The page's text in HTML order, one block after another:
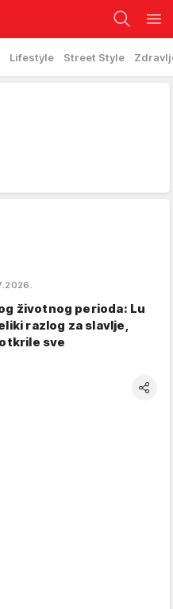
Lifestyle Street Style
životnog perioda: Lu
razlog za slavlje,
sve